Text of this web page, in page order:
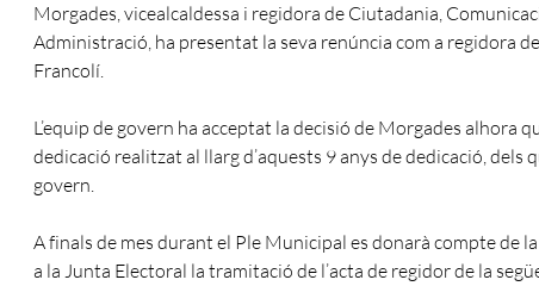
Morgades, vicealcaldessa i regidora de Ciutadania,
Administració, ha presentat la seva renúncia com a regidora
Francolí.
L’equip de govern ha acceptat la decisió de Morgades alhora
dedicació realitzat al llarg d’aquests 9 anys de dedicació, dels
govern.
A finals de mes durant el Ple Municipal es donarà compte de
a la Junta Electoral la tramitació de l’acta de regidor de la